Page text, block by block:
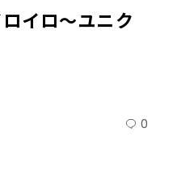
イロ〜ユニク
0